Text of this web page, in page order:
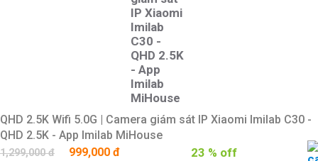
QHD 2.5K Wifi 5.0G | Camera giám sát IP Xiaomi Imilab C30 -
QHD 2.5K - App Imilab MiHouse
1,299,000 đ 999,000 đ 23 % off